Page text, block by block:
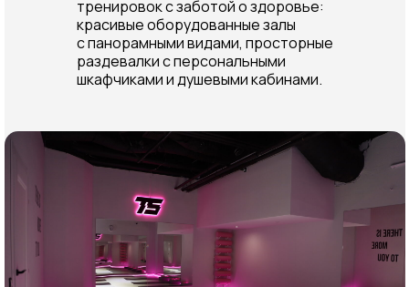
тренировок с заботой о здоровье:
красивые оборудованные залы
с панорамными видами, просторные
раздевалки с персональными
шкафчиками и душевыми кабинами.